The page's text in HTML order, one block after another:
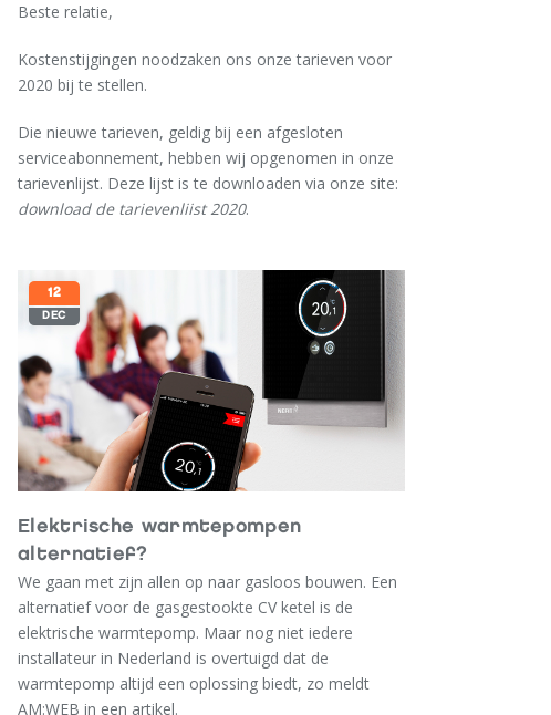
Beste relatie,
Kostenstijgingen noodzaken ons onze tarieven voor
2020 bij te stellen.
Die nieuwe tarieven, geldig bij een afgesloten
serviceabonnement, hebben wij opgenomen in onze
tarievenlijst. Deze lijst is te downloaden via onze site:
download de tarievenlijst 2020.
Wel, in de eerste plaats zijn wij genoodzaakt (door de
CAO) de salarissen met 8% te laten stijgen. De kosten
voor de verzekeringspremies van voertuigen en
personeel stijgen fors. Belgas belast niet elke stijging
door. In totaal verhogen wij onze tarieven met 5%.
Wij rekenen op uw begrip.
12
DEC
Elektrische warmtepompen
alternatief?
We gaan met zijn allen op naar gasloos bouwen. Een
alternatief voor de gasgestookte CV ketel is de
elektrische warmtepomp. Maar nog niet iedere
installateur in Nederland is overtuigd dat de
warmtepomp altijd een oplossing biedt, zo meldt
AM:WEB in een artikel.